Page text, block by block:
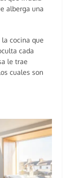
alberga una
cocina que
cada
le trae
cuales son